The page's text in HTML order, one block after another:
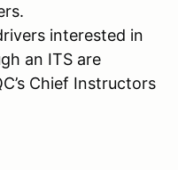
interested in
an ITS are
Chief Instructors